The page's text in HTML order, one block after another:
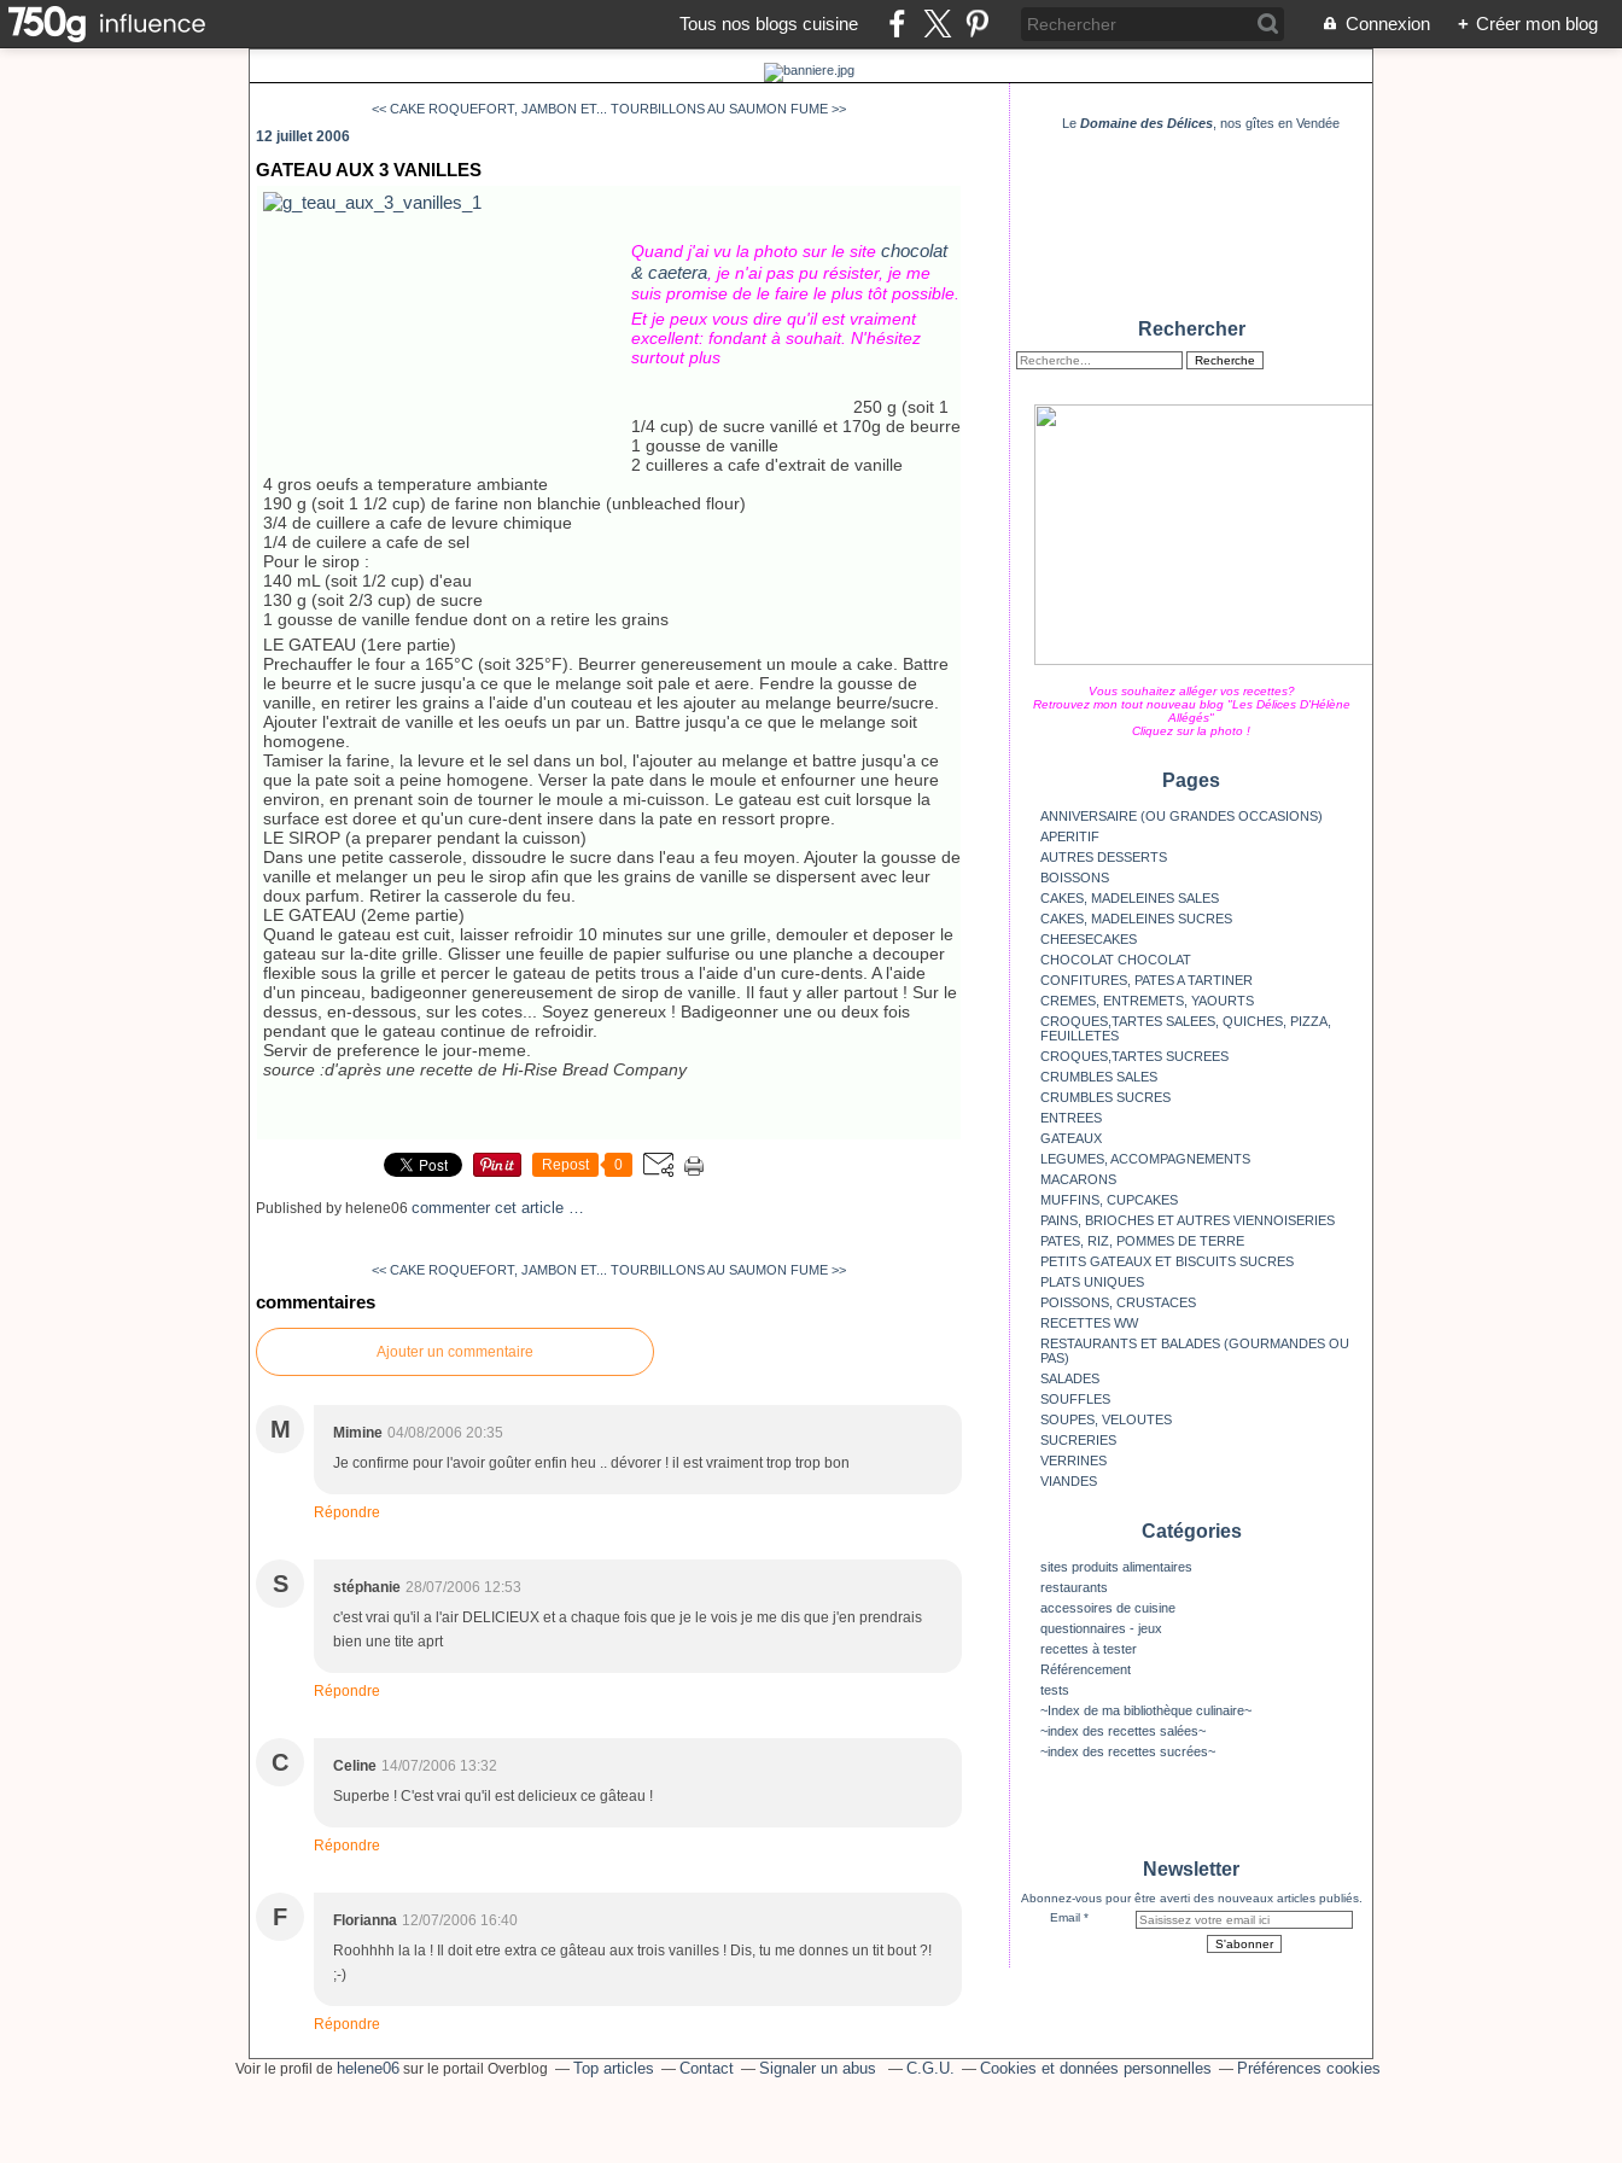
Tous nos blogs cuisine Connexion + Créer mon blog
<< CAKE ROQUEFORT, JAMBON ET... TOURBILLONS AU SAUMON FUME >>
12 juillet 2006
GATEAU AUX 3 VANILLES
Quand j'ai vu la photo sur le site chocolat
& caetera , je n'ai pas pu résister, je me
suis promise de le faire le plus tôt possible.
Et je peux vous dire qu'il est vraiment
excellent: fondant à souhait. N'hésitez
surtout plus
250 g (soit 1
1/4 cup) de sucre vanillé et 170g de beurre
1 gousse de vanille
2 cuilleres a cafe d'extrait de vanille
4 gros oeufs a temperature ambiante
190 g (soit 1 1/2 cup) de farine non blanchie (unbleached flour)
3/4 de cuillere a cafe de levure chimique
1/4 de cuilere a cafe de sel
Pour le sirop :
140 mL (soit 1/2 cup) d'eau
130 g (soit 2/3 cup) de sucre
1 gousse de vanille fendue dont on a retire les grains
LE GATEAU (1ere partie)
Prechauffer le four a 165°C (soit 325°F). Beurrer genereusement un moule a cake. Battre
le beurre et le sucre jusqu'a ce que le melange soit pale et aere. Fendre la gousse de
vanille, en retirer les grains a l'aide d'un couteau et les ajouter au melange beurre/sucre.
Ajouter l'extrait de vanille et les oeufs un par un. Battre jusqu'a ce que le melange soit
homogene.
Tamiser la farine, la levure et le sel dans un bol, l'ajouter au melange et battre jusqu'a ce
que la pate soit a peine homogene. Verser la pate dans le moule et enfourner une heure
environ, en prenant soin de tourner le moule a mi-cuisson. Le gateau est cuit lorsque la
surface est doree et qu'un cure-dent insere dans la pate en ressort propre.
LE SIROP (a preparer pendant la cuisson)
Dans une petite casserole, dissoudre le sucre dans l'eau a feu moyen. Ajouter la gousse de
vanille et melanger un peu le sirop afin que les grains de vanille se dispersent avec leur
doux parfum. Retirer la casserole du feu.
LE GATEAU (2eme partie)
Quand le gateau est cuit, laisser refroidir 10 minutes sur une grille, demouler et deposer le
gateau sur la-dite grille. Glisser une feuille de papier sulfurise ou une planche a decouper
flexible sous la grille et percer le gateau de petits trous a l'aide d'un cure-dents. A l'aide
d'un pinceau, badigeonner genereusement de sirop de vanille. Il faut y aller partout ! Sur le
dessus, en-dessous, sur les cotes... Soyez genereux ! Badigeonner une ou deux fois
pendant que le gateau continue de refroidir.
Servir de preference le jour-meme.
source :d'après une recette de Hi-Rise Bread Company
Repost 0
Published by helene06 commenter cet article …
<< CAKE ROQUEFORT, JAMBON ET... TOURBILLONS AU SAUMON FUME >>
commentaires
Ajouter un commentaire
M Mimine 04/08/2006 20:35
Je confirme pour l'avoir goûter enfin heu .. dévorer ! il est vraiment trop trop bon
Répondre
S stéphanie 28/07/2006 12:53
c'est vrai qu'il a l'air DELICIEUX et a chaque fois que je le vois je me dis que j'en prendrais
bien une tite aprt
Répondre
C Celine 14/07/2006 13:32
Superbe ! C'est vrai qu'il est delicieux ce gâteau !
Répondre
F Florianna 12/07/2006 16:40
Roohhhh la la ! Il doit etre extra ce gâteau aux trois vanilles ! Dis, tu me donnes un tit bout ?!
;-)
Répondre
Le Domaine des Délices, nos gîtes en Vendée
Rechercher
Vous souhaitez alléger vos recettes?
Retrouvez mon tout nouveau blog "Les Délices D'Hélène
Allégés"
Cliquez sur la photo !
Pages
ANNIVERSAIRE (OU GRANDES OCCASIONS)
APERITIF
AUTRES DESSERTS
BOISSONS
CAKES, MADELEINES SALES
CAKES, MADELEINES SUCRES
CHEESECAKES
CHOCOLAT CHOCOLAT
CONFITURES, PATES A TARTINER
CREMES, ENTREMETS, YAOURTS
CROQUES,TARTES SALEES, QUICHES, PIZZA,
FEUILLETES
CROQUES,TARTES SUCREES
CRUMBLES SALES
CRUMBLES SUCRES
ENTREES
GATEAUX
LEGUMES, ACCOMPAGNEMENTS
MACARONS
MUFFINS, CUPCAKES
PAINS, BRIOCHES ET AUTRES VIENNOISERIES
PATES, RIZ, POMMES DE TERRE
PETITS GATEAUX ET BISCUITS SUCRES
PLATS UNIQUES
POISSONS, CRUSTACES
RECETTES WW
RESTAURANTS ET BALADES (GOURMANDES OU
PAS)
SALADES
SOUFFLES
SOUPES, VELOUTES
SUCRERIES
VERRINES
VIANDES
Catégories
sites produits alimentaires
restaurants
accessoires de cuisine
questionnaires - jeux
recettes à tester
Référencement
tests
~Index de ma bibliothèque culinaire~
~index des recettes salées~
~index des recettes sucrées~
Newsletter
Abonnez-vous pour être averti des nouveaux articles publiés.
Email
Voir le profil de helene06sur le portail Overblog Top articles Contact Signaler un abus C.G.U. Cookies et données personnelles Préférences cookies